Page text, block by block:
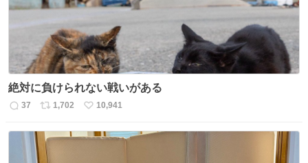
絶対に負けられない戦いがある
返
37
リ
ス
ト
1,702
い
ね
10,941